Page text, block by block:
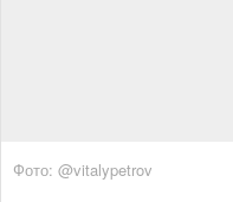
Фото: @vitalypetrov